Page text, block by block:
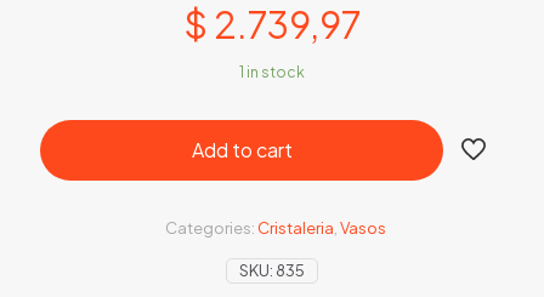
$ 2.739,97
1 in stock
Add to cart
SKU: 835
Categories: Cristaleria Vasos